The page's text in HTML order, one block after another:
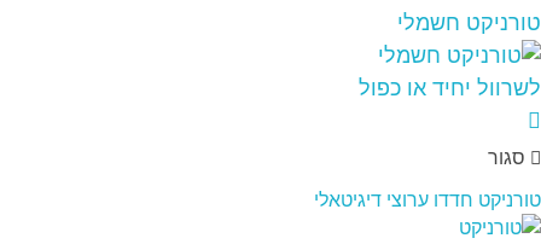
טורניקט חשמלי
סגור
טורניקט חדדו ערוצי דיגיטאלי